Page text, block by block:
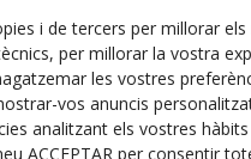
i de tercers per millorar
per millorar la vostra
les vostres
vos anuncis
analitzant els vostres
ACCEPTAR per consentir